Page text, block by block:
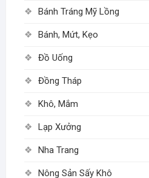
chọn
trang
Bánh Tráng Mỹ Lồng
Bánh, Mứt, Kẹo
Đồ Uống
Đồng Tháp
Khô, Mắm
Lạp Xưởng
Nha Trang
Nông Sản Sấy Khô